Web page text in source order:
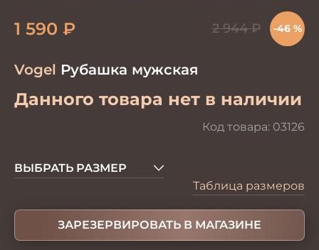
Vogel Рубашка мужская
Данного товара нет в наличии
Код товара: 03126
1 590 ₽ 2 944₽ -46 %
ВЫБРАТЬ РАЗМЕР
Таблица размеров
ЗАРЕЗЕРВИРОВАТЬ В МАГАЗИНЕ